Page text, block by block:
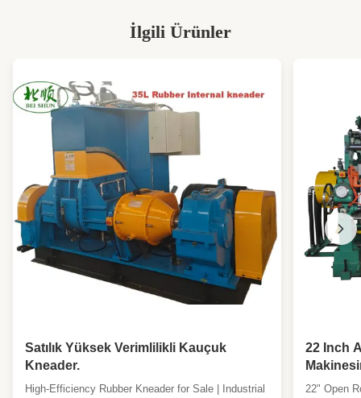
İlgili Ürünler
Satılık Yüksek Verimlilikli Kauçuk
Kneader.
High-Efficiency Rubber Kneader for Sale | Industrial
22 Inch
Stock
22" Open